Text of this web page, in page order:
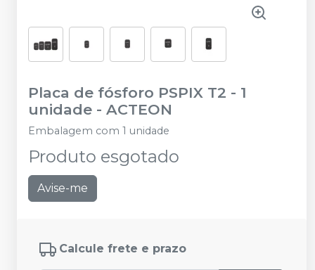
Placa de fósforo PSPIX T2 - 1
unidade - ACTEON
Embalagem com 1 unidade
Produto esgotado
Avise-me
Calcule frete e prazo